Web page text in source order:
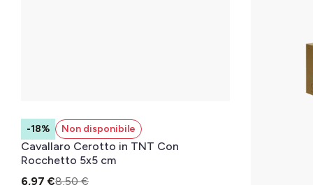
-18% Non disponibile
Cavallaro Cerotto in TNT Con
Rocchetto 5x5 cm
6,97 €8,50 €